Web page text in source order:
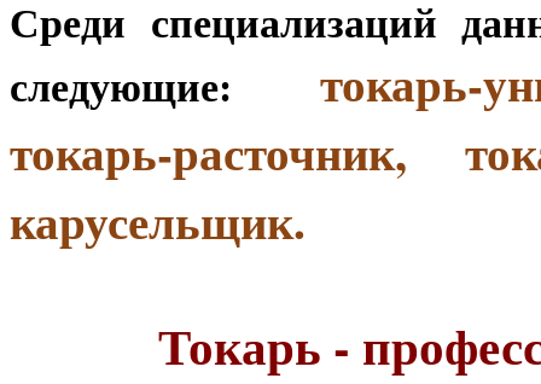
Среди специализаций
следующие:
токарь-
токарь-расточник,
карусельщик.
Токарь -